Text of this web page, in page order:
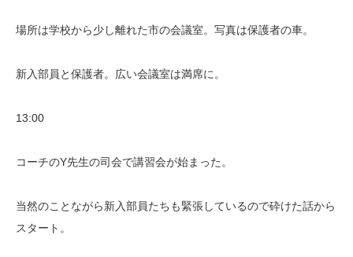
場所は学校から少し離れた市の会議室。写真は保護者の車。
新入部員と保護者。広い会議室は満席に。
13:00
コーチのY先生の司会で講習会が始まった。
当然のことながら新入部員たちも緊張しているので砕けた話から
スタート。